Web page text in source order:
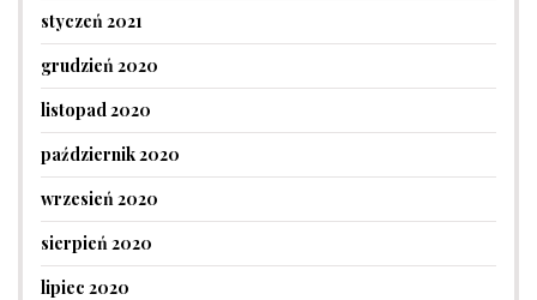
styczeń 2021
grudzień 2020
listopad 2020
październik 2020
wrzesień 2020
sierpień 2020
lipiec 2020